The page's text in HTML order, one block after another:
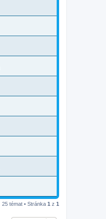
25 témat • Stránka 1 z 1